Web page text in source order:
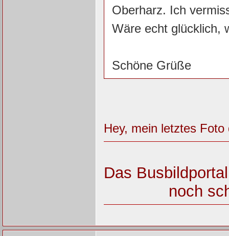
Oberharz. Ich
Wäre echt glücklich,
Schöne Grüße
Hey, mein letztes
Das
noch